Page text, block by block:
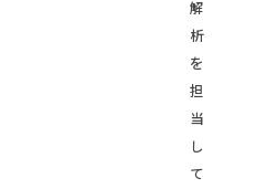
解
析
を
担
当
し
て